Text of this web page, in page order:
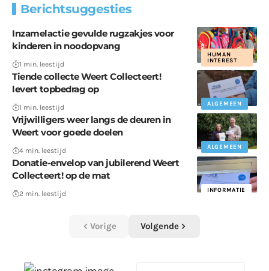
Berichtsuggesties
HUMAN
INTEREST
Inzamelactie gevulde rugzakjes voor
kinderen in noodopvang
1 min. leestijd
ALGEMEEN
Tiende collecte Weert Collecteert!
levert topbedrag op
1 min. leestijd
ALGEMEEN
Vrijwilligers weer langs de deuren in
Weert voor goede doelen
4 min. leestijd
INFORMATIE
Donatie-envelop van jubilerend Weert
Collecteert! op de mat
2 min. leestijd
Vorige Volgende